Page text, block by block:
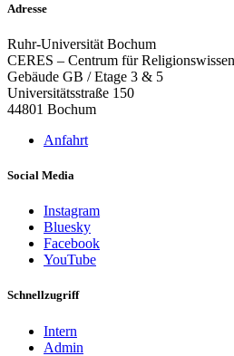
Adresse
Ruhr-Universität Bochum
CERES – Centrum für
Gebäude GB / Etage 3 & 5
Universitätsstraße 150
44801 Bochum
Anfahrt
Social Media
Instagram
Bluesky
Facebook
YouTube
Schnellzugriff
Intern
Admin